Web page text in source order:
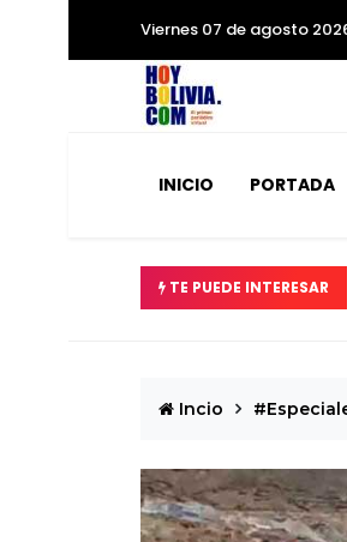
Viernes 07 de agosto
INICIO PORTADA
TE PUEDE INTERESAR
Urkupiña: El valle donde la
Incio